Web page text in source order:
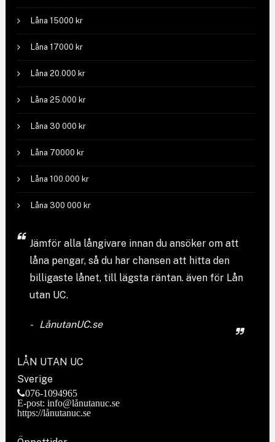
Låna 15000 kr
Låna 17000 kr
Låna 20.000 kr
Låna 25.000 kr
Låna 30 000 kr
Låna 70000 kr
Låna 100.000 kr
Låna 300 000 kr
Jämför alla långivareinnan du ansöker om att
låna pengar, så du har chansen att hitta den
billigaste lånet, till lägsta räntan. även för Lån
utan UC.
LånutanUC.se
LÅN UTAN UC
Sverige
076-1094965
E-post: info@lånutanuc.se
https://lånutanuc.se